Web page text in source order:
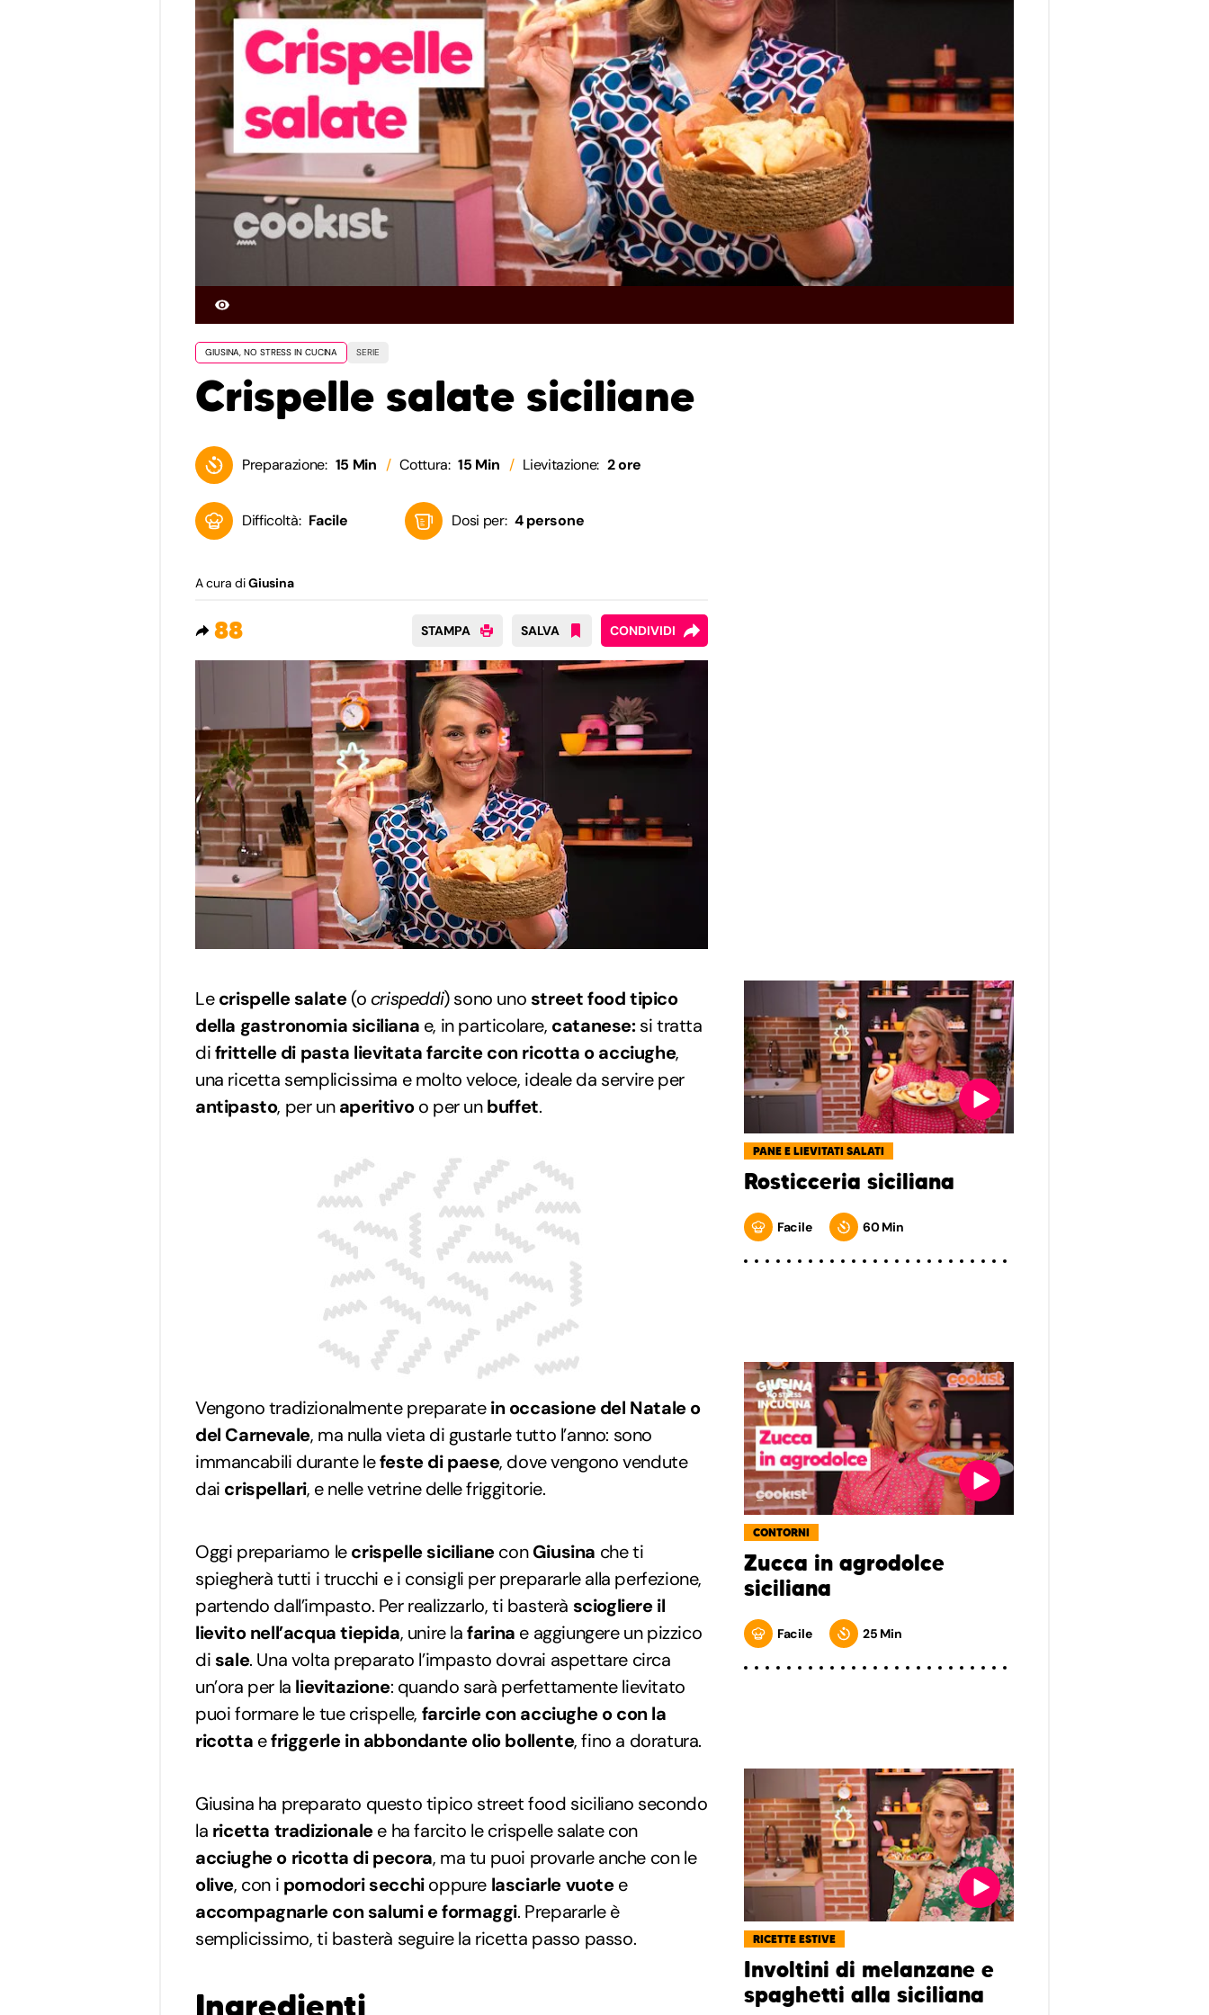
GIUSINA, NO STRESS IN CUCINA SERIE
Crispelle salate siciliane
Preparazione: 15 Min Cottura: 15 Min Lievitazione: 2 ore
Difficoltà: Facile Dosi per: 4 persone
A cura diGiusina
88 STAMPA SALVA CONDIVIDI
Lecrispelle salate(o crispeddi) sono uno street food tipico
della gastronomia siciliana e, in particolare, catanese:si tratta
difrittelle di pasta lievitata farcite con ricotta o acciughe,
una ricetta semplicissima e molto veloce, ideale da servire per
antipasto, per unaperitivoo per unbuffet.
Vengono tradizionalmente preparatein occasione del Natale o
del Carnevale, ma nulla vieta di gustarle tutto l’anno: sono
immancabili durante lefeste di paese, dove vengono vendute
dai crispellari, e nelle vetrine delle friggitorie.
Oggi prepariamo lecrispelle sicilianeconGiusina che ti
spiegherà tutti i trucchi e i consigli per prepararle alla perfezione,
partendo dall’impasto. Per realizzarlo, ti basterà sciogliere il
lievito nell’acqua tiepida, unire lafarina e aggiungere un pizzico
di sale. Una volta preparato l’impasto dovrai aspettare circa
un’ora per la lievitazione: quando sarà perfettamente lievitato
puoi formare le tue crispelle, farcirle con acciughe o con la
ricotta efriggerle in abbondante olio bollente, fino a doratura.
Giusina ha preparato questo tipico street food siciliano secondo
la ricetta tradizionalee ha farcito le crispelle salate con
acciughe o ricotta di pecora, ma tu puoi provarle anche con le
olive, con i pomodori secchioppure lasciarle vuotee
accompagnarle con salumi e formaggi. Prepararle è
semplicissimo, ti basterà seguire la ricetta passo passo.
Ingredienti
PANE E LIEVITATI SALATI
Rosticceria siciliana
Facile 60 Min
CONTORNI
Zucca in agrodolce
siciliana
Facile 25 Min
RICETTE ESTIVE
Involtini di melanzane e
spaghetti alla siciliana